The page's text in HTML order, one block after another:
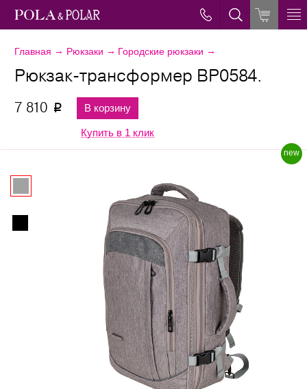
Главная → Рюкзаки → Городские рюкзаки →
new
Рюкзак-трансформер ВР0584.
7 810 p В корзину
Купить в 1 клик